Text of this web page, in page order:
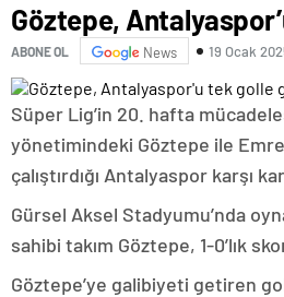
Göztepe,
ABONE OL News 19 Ocak
Süper Lig’in 20. hafta
yönetimindeki Göztepe ile
çalıştırdığı Antalyaspor karşı
Gürsel Aksel Stadyumu’nda
sahibi takım Göztepe, 1-0’lık
Göztepe’ye galibiyeti getiren